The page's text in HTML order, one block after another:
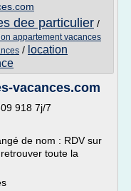
dee particulier /
appartement vacances
/ location
vacances.com
918 7j/7
de nom : RDV sur
toute la